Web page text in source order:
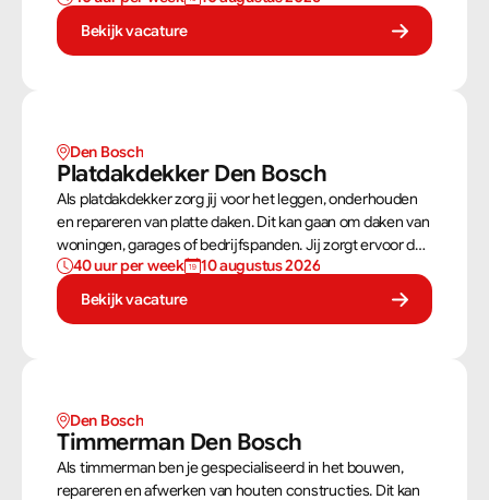
bouwtekeningen zorg jij ervoor dat een constructie
zowel stevig als netjes is afgewerkt.
Bekijk vacature
Den Bosch
Platdakdekker Den Bosch
Als platdakdekker zorg jij voor het leggen, onderhouden
en repareren van platte daken. Dit kan gaan om daken van
woningen, garages of bedrijfspanden. Jij zorgt ervoor dat
deze daken tegen alle weersomstandigheden kunnen,
zoals regen, sneeuw en wind.
40 uur per week
10 augustus 2026
Bekijk vacature
Den Bosch
Timmerman Den Bosch
Als timmerman ben je gespecialiseerd in het bouwen,
repareren en afwerken van houten constructies. Dit kan